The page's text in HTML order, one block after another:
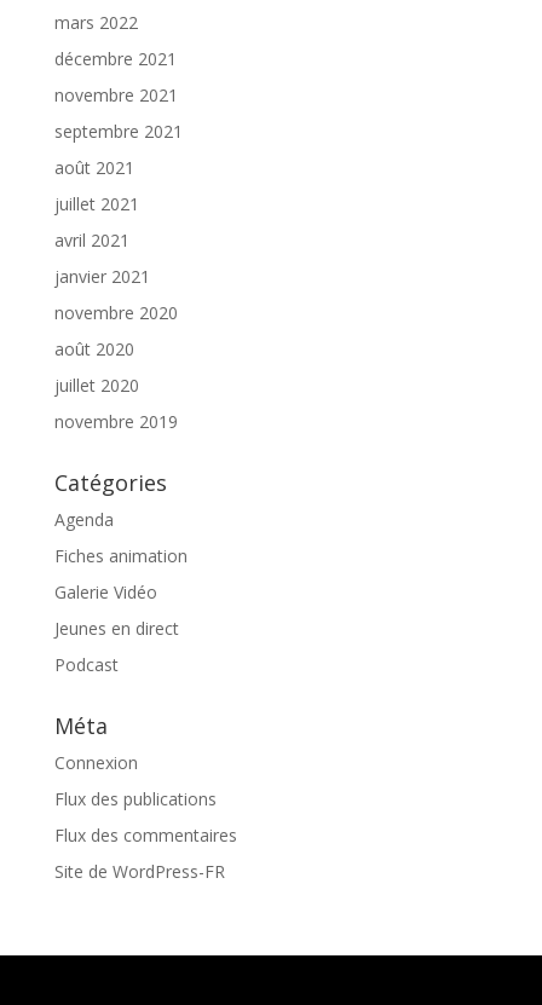
mars 2022
décembre 2021
novembre 2021
septembre 2021
août 2021
juillet 2021
avril 2021
janvier 2021
novembre 2020
août 2020
juillet 2020
novembre 2019
Catégories
Agenda
Fiches animation
Galerie Vidéo
Jeunes en direct
Podcast
Méta
Connexion
Flux des publications
Flux des commentaires
Site de WordPress-FR